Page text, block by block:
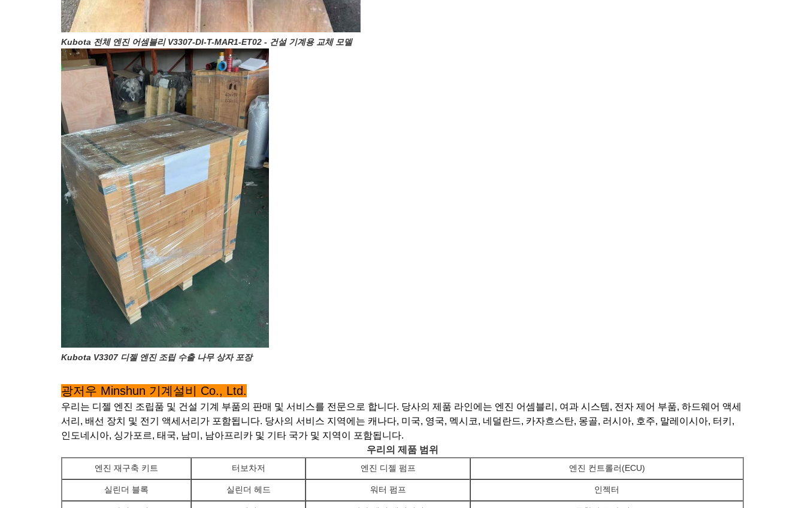
Kubota 전체 엔진 어셈블리 V3307-DI-T-MAR1-ET02 - 건설 기계용 교체 모델
Kubota V3307 디젤 엔진 조립 수출 나무 상자 포장
광저우 Minshun 기계설비 Co., Ltd.
우리는 디젤 엔진 조립품 및 건설 기계 부품의 판매 및 서비스를 전문으로 합니다. 당사의 제품 라인에는 엔진 어셈블리, 여과 시스템, 전자 제어 부품, 하드웨어 액세
서리, 배선 장치 및 전기 액세서리가 포함됩니다. 당사의 서비스 지역에는 캐나다, 미국, 영국, 멕시코, 네덜란드, 카자흐스탄, 몽골, 러시아, 호주, 말레이시아, 터키,
인도네시아, 싱가포르, 태국, 남미, 남아프리카 및 기타 국가 및 지역이 포함됩니다.
우리의 제품 범위
엔진 재구축 키트 터보차저 엔진 디젤 펌프 엔진 컨트롤러(ECU)
실린더 블록 실린더 헤드 워터 펌프 인젝터